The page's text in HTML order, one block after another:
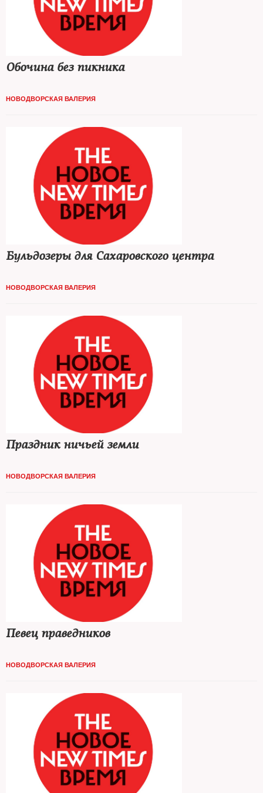
Обочина без пикника
НОВОДВОРСКАЯ ВАЛЕРИЯ
Бульдозеры для Сахаровского центра
НОВОДВОРСКАЯ ВАЛЕРИЯ
Праздник ничьей земли
НОВОДВОРСКАЯ ВАЛЕРИЯ
Певец праведников
НОВОДВОРСКАЯ ВАЛЕРИЯ